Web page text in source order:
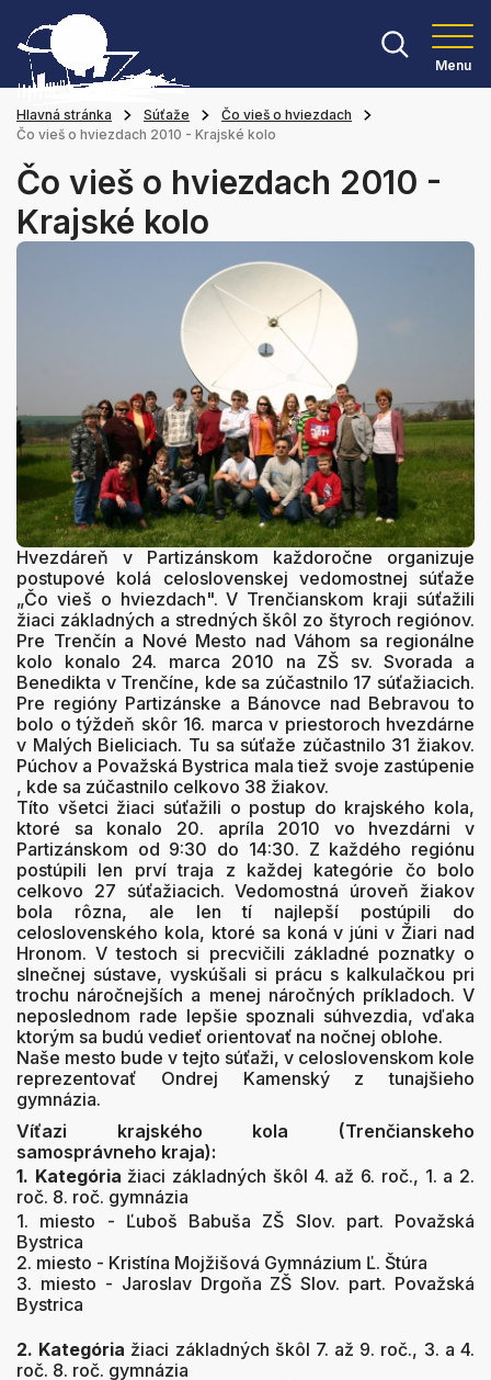
Menu
Hlavná stránka Súťaže
Čo vieš o hviezdach
Čo vieš o hviezdach 2010 - Krajské kolo
Čo vieš o hviezdach 2010 -
Krajské kolo
Hvezdáreň v Partizánskom každoročne organizuje
postupové kolá celoslovenskej vedomostnej súťaže
„Čo vieš o hviezdach". V Trenčianskom kraji súťažili
žiaci základných a stredných škôl zo štyroch regiónov.
Pre Trenčín a Nové Mesto nad Váhom sa regionálne
kolo konalo 24. marca 2010 na ZŠ sv. Svorada a
Benedikta v Trenčíne, kde sa zúčastnilo 17 súťažiacich.
Pre regióny Partizánske a Bánovce nad Bebravou to
bolo o týždeň skôr 16. marca v priestoroch hvezdárne
v Malých Bieliciach. Tu sa súťaže zúčastnilo 31 žiakov.
Púchov a Považská Bystrica mala tiež svoje zastúpenie
, kde sa zúčastnilo celkovo 38 žiakov.
Títo všetci žiaci súťažili o postup do krajského kola,
ktoré sa konalo 20. apríla 2010 vo hvezdárni v
Partizánskom od 9:30 do 14:30. Z každého regiónu
postúpili len prví traja z každej kategórie čo bolo
celkovo 27 súťažiacich. Vedomostná úroveň žiakov
bola rôzna, ale len tí najlepší postúpili do
celoslovenského kola, ktoré sa koná v júni v Žiari nad
Hronom. V testoch si precvičili základné poznatky o
slnečnej sústave, vyskúšali si prácu s kalkulačkou pri
trochu náročnejších a menej náročných príkladoch. V
neposlednom rade lepšie spoznali súhvezdia, vďaka
ktorým sa budú vedieť orientovať na nočnej oblohe.
Naše mesto bude v tejto súťaži, v celoslovenskom kole
reprezentovať Ondrej Kamenský z tunajšieho
gymnázia.
Víťazi krajského kola (Trenčianskeho
samosprávneho kraja):
1. Kategória žiaci základných škôl 4. až 6. roč., 1. a 2.
roč. 8. roč. gymnázia
1. miesto - Ľuboš Babuša ZŠ Slov. part. Považská
Bystrica
2. miesto - Kristína Mojžišová Gymnázium Ľ. Štúra
3. miesto - Jaroslav Drgoňa ZŠ Slov. part. Považská
Bystrica
2. Kategória žiaci základných škôl 7. až 9. roč., 3. a 4.
roč. 8. roč. gymnázia